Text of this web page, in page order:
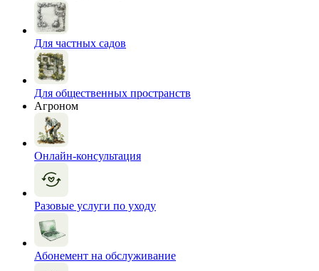
Для частных садов
Для общественных пространств
Агроном
Онлайн-консультация
Разовые услуги по уходу
Абонемент на обслуживание